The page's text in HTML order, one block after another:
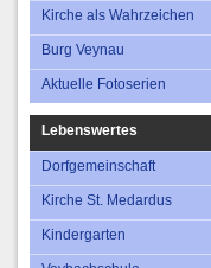
Kirche als Wahrzeichen
Burg Veynau
Aktuelle Fotoserien
Lebenswertes
Dorfgemeinschaft
Kirche St. Medardus
Kindergarten